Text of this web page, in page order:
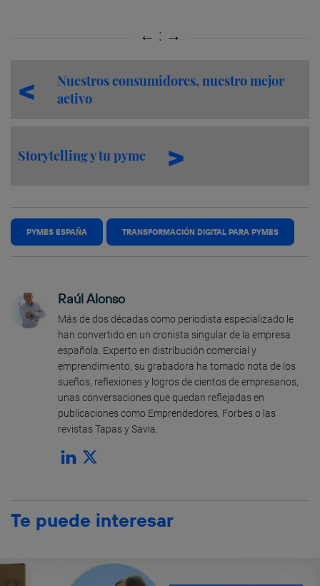
Nuestros consumidores, nuestro mejor
activo
Storytelling y tu pyme
PYMES ESPAÑA TRANSFORMACIÓN DIGITAL PARA PYMES
Raúl Alonso
Más de dos décadas como periodista especializado le
han convertido en un cronista singular de la empresa
española. Experto en distribución comercial y
emprendimiento, su grabadora ha tomado nota de los
sueños, reflexiones y logros de cientos de empresarios,
unas conversaciones que quedan reflejadas en
publicaciones como Emprendedores, Forbes o las
revistas Tapas y Savia.
Te puede interesar